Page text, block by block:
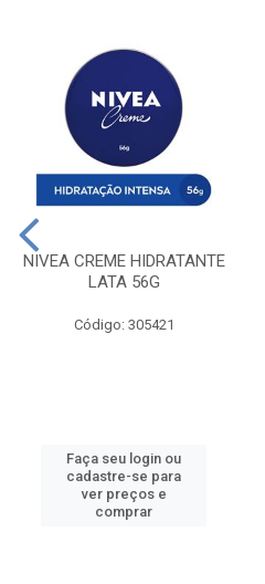
NIVEA CREME HIDRATANTE
LATA 56G
Código: 305421
Faça seu login ou
cadastre-se para
ver preços e
comprar